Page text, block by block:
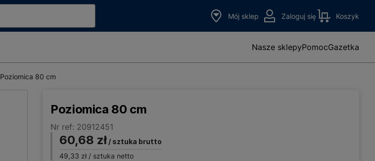
Mój sklep Zaloguj się Koszyk
Nasze sklepyPomocGazetka
Poziomica 80 cm
Poziomica 80 cm
Nr ref: 20912451
60,68 zł / sztuka brutto
49,33 zł / sztuka netto